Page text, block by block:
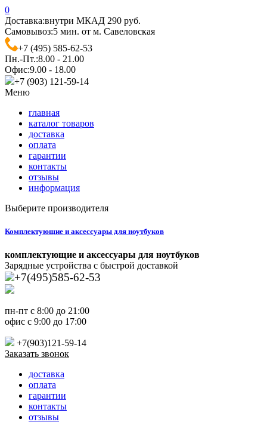
0
Доставка:внутри МКАД 290 руб.
Самовывоз:5 мин. от м. Савеловская
+7 (495) 585-62-53
Пн.-Пт.:8.00 - 21.00
Офис:9.00 - 18.00
+7 (903) 121-59-14
Меню
главная
каталог товаров
доставка
оплата
гарантии
контакты
отзывы
информация
Выберите производителя
Комплектующие и аксессуары для ноутбуков
комплектующие и аксессуары для ноутбуков
Зарядные устройства с быстрой доставкой
+7(495)585-62-53
пн-пт с 8:00 до 21:00
офис с 9:00 до 17:00
+7(903)121-59-14
Заказать звонок
доставка
оплата
гарантии
контакты
отзывы